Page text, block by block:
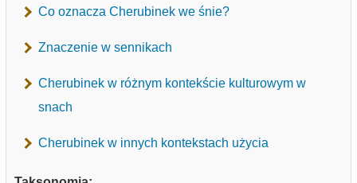
Co oznacza Cherubinek we śnie?
Znaczenie w sennikach
Cherubinek w różnym kontekście kulturowym w
snach
Cherubinek w innych kontekstach użycia